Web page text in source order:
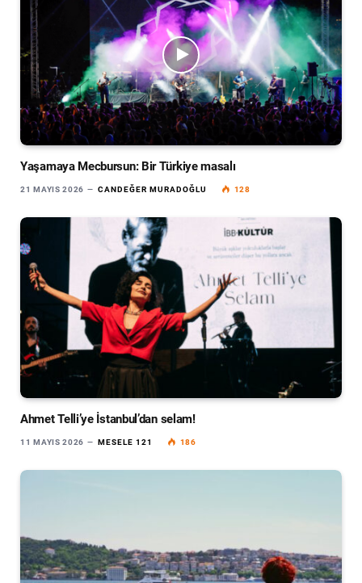
Yaşamaya Mecbursun: Bir Türkiye masalı
21 MAYIS 2026 CANDEĞER MURADOĞLU 128
Ahmet Telli’ye İstanbul’dan selam!
11 MAYIS 2026 MESELE 121 186